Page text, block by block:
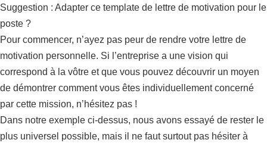
Suggestion : Adapter ce template de lettre de motivation pour le
poste ?
Pour commencer, n’ayez pas peur de rendre votre lettre de
motivation personnelle. Si l’entreprise a une vision qui
correspond à la vôtre et que vous pouvez découvrir un moyen
de démontrer comment vous êtes individuellement concerné
par cette mission, n’hésitez pas !
Dans notre exemple ci-dessus, nous avons essayé de rester le
plus universel possible, mais il ne faut surtout pas hésiter à